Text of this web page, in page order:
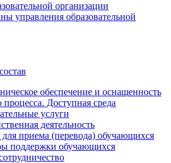
организации
управления образовательной
обеспечение и оснащенность
процесса. Доступная среда
услуги
деятельность
приема (перевода) обучающихся
поддержки обучающихся